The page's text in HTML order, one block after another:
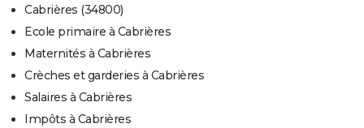
Cabrières (34800)
Ecole primaire à Cabrières
Maternités à Cabrières
Crèches et garderies à Cabrières
Salaires à Cabrières
Impôts à Cabrières